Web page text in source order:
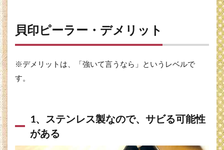
貝印ピーラー・デメリット
※デメリットは、「強いて言うなら」というレベルで
す。
1、ステンレス製なので、サビる可能性
がある